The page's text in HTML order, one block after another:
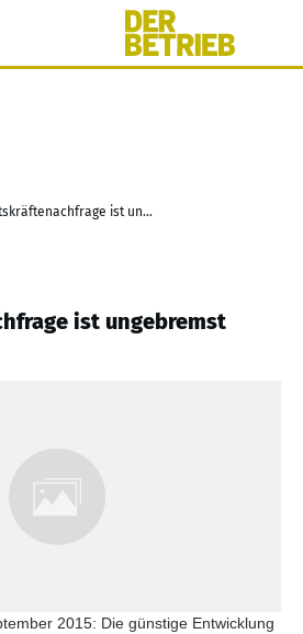
Arbeitskräftenachfrage ist ungebremst
ist ungebremst
2015: Die günstige Entwicklung